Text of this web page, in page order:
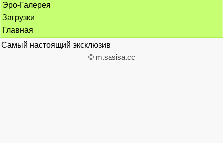
Эро-Галерея
Загрузки
Главная
Самый настоящий эксклюзив
© m.sasisa.cc